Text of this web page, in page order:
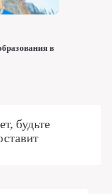
в
будьте